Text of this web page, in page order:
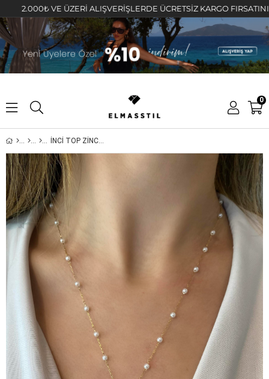
VE ÜZERİ ALIŞVERİŞLERDE ÜCRETSİZ KARGO FIRSATINI
0
İNCİ TOP ZİNCİRLİ TAŞLI AYICIK KOLYE